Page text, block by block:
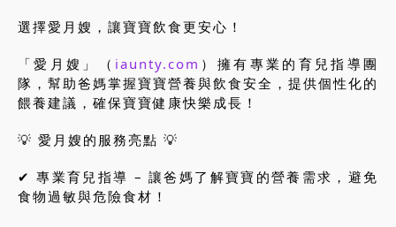
選擇愛月嫂，讓寶寶飲食更安心！
「愛月嫂」（ iaunty.com ）擁有專業的育兒指導團
隊，幫助爸媽掌握寶寶營養與飲食安全，提供個性化的
餵養建議，確保寶寶健康快樂成長！
💡 愛月嫂的服務亮點 💡
✔ 專業育兒指導 – 讓爸媽了解寶寶的營養需求，避免
食物過敏與危險食材！